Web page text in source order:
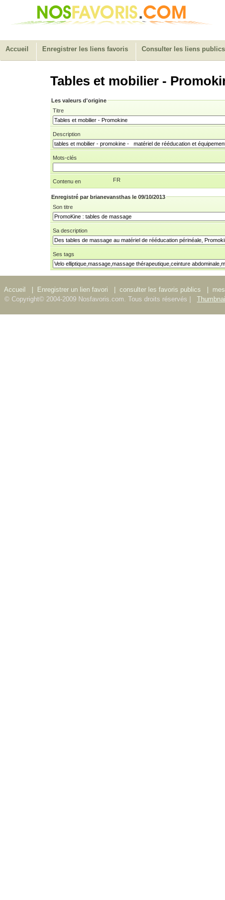
Accueil Enregistrer les liens favoris Consulter les liens publics
Tables et mobilier -
Les valeurs d'origine
Titre
Description
Mots-clés
Contenu en FR
Enregistré par brianevansthas le 09/10/2013
Son titre
Sa description
Ses tags
Accueil | Enregistrer un lien favori | consulter les favoris publics |
© Copyright© 2004-2009 Nosfavoris.com. Tous droits réservés |